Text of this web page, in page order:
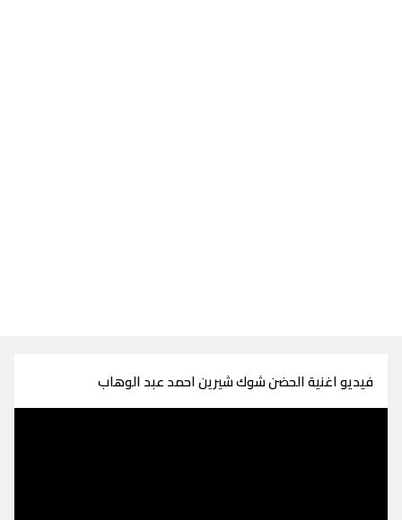
فيديو اغنية الحضن شوك شيرين احمد عبد الوهاب